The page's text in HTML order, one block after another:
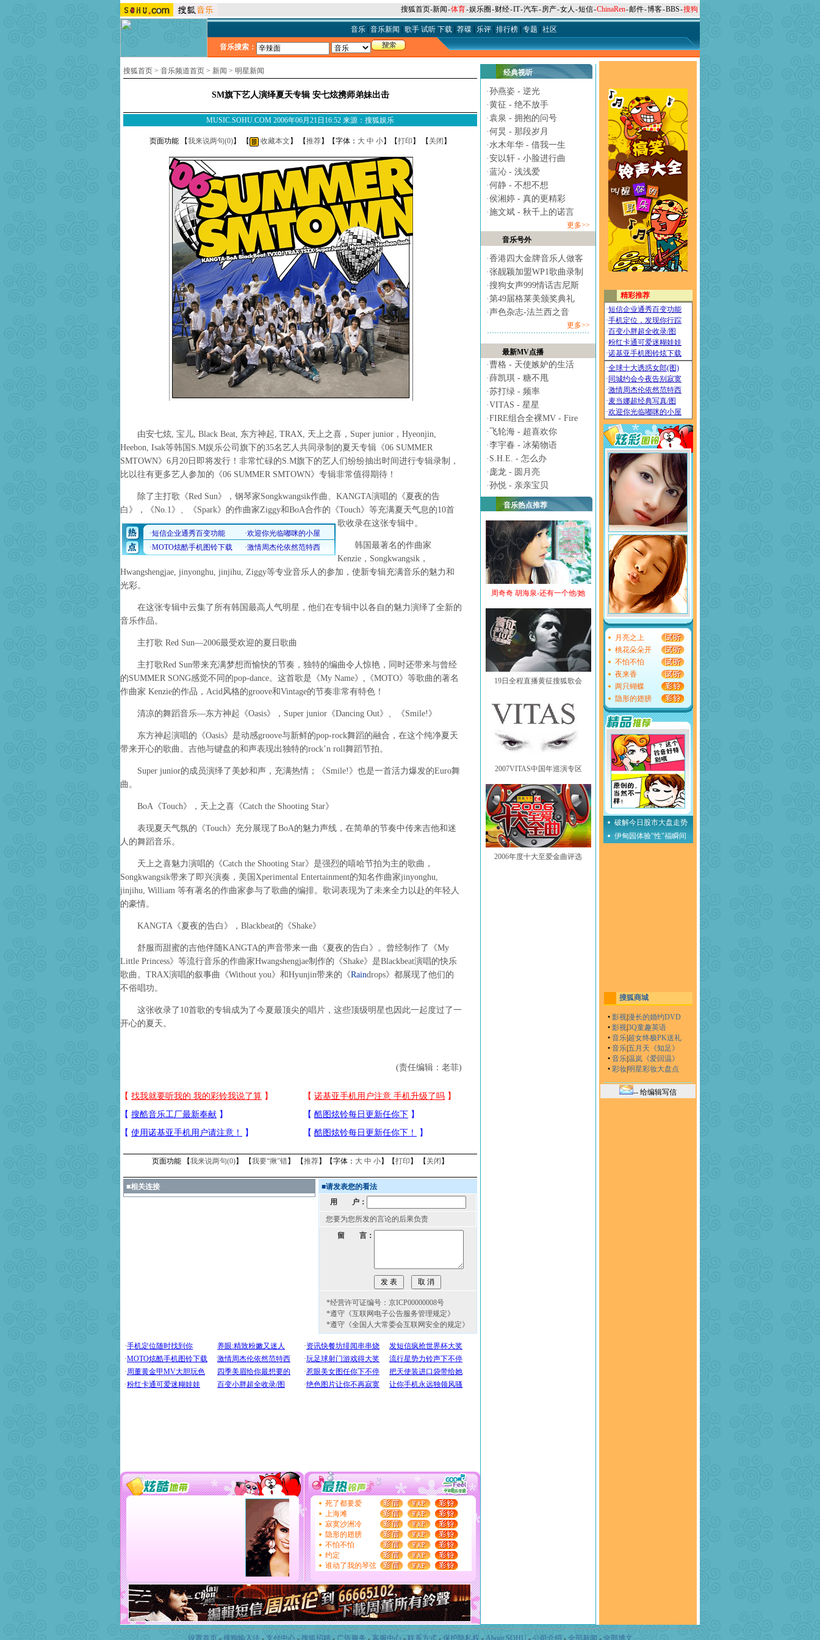
搜狐首页-新闻-体育-娱乐圈 -财经-IT-汽车-房产-女人 -短信-ChinaRen-邮件-博客-BBS-搜狗
音乐| 音乐新闻 歌手 试听 下载| 荐碟| 乐评| 排行榜| 专题 社区
音乐搜索：
搜狐首页 > 音乐频道首页 > 新闻 > 明星新闻
SM旗下艺人演绎夏天专辑 安七炫携师弟妹出击
MUSIC.SOHU.COM 2006年06月21日16:52 来源：搜狐娱乐
页面功能 【我来说两句(0)】 【 收藏本文 】 【推荐】【字体： 大 中 小】【打印 】 【 关闭 】
由安七炫, 宝儿, Black Beat, 东方神起, TRAX, 天上之喜，Super junior，Hyeonjin,
Heebon, Isak等韩国S.M娱乐公司旗下的35名艺人共同录制的夏天专辑《06 SUMMER
SMTOWN》6月20日即将发行！非常忙碌的S.M旗下的艺人们纷纷抽出时间进行专辑录制，
比以往有更多艺人参加的《06 SUMMER SMTOWN》专辑非常值得期待！
除了主打歌《Red Sun》，钢琴家Songkwangsik作曲、KANGTA演唱的《夏夜的告
白》，《No.1》、《Spark》的作曲家Ziggy和BoA合作的《Touch》等充满夏天气息的10首
歌收录在这张专辑中。
韩国最著名的作曲家
Kenzie，Songkwangsik，
Hwangshengjae, jinyonghu, jinjihu, Ziggy等专业音乐人的参加，使新专辑充满音乐的魅力和
光彩。
在这张专辑中云集了所有韩国最高人气明星，他们在专辑中以各自的魅力演绎了全新的
音乐作品。
主打歌 Red Sun—2006最受欢迎的夏日歌曲
主打歌Red Sun带来充满梦想而愉快的节奏，独特的编曲令人惊艳，同时还带来与曾经
的SUMMER SONG感觉不同的pop-dance。这首歌是《My Name》,《MOTO》等歌曲的著名
作曲家 Kenzie的作品，Acid风格的groove和Vintage的节奏非常有特色！
清凉的舞蹈音乐—东方神起《Oasis》，Super junior《Dancing Out》、《Smile!》
东方神起演唱的《Oasis》是动感groove与新鲜的pop-rock舞蹈的融合，在这个纯净夏天
带来开心的歌曲。吉他与键盘的和声表现出独特的rock’n roll舞蹈节拍。
Super junior的成员演绎了美妙和声，充满热情；《Smile!》也是一首活力爆发的Euro舞
曲。
BoA《Touch》，天上之喜《Catch the Shooting Star》
表现夏天气氛的《Touch》充分展现了BoA的魅力声线，在简单的节奏中传来吉他和迷
人的舞蹈音乐。
天上之喜魅力演唱的《Catch the Shooting Star》是强烈的嘻哈节拍为主的歌曲，
Songkwangsik带来了即兴演奏，美国Xperimental Entertainment的知名作曲家jinyonghu,
jinjihu, William 等有著名的作曲家参与了歌曲的编排。歌词表现为了未来全力以赴的年轻人
的豪情。
KANGTA《夏夜的告白》，Blackbeat的《Shake》
舒服而甜蜜的吉他伴随KANGTA的声音带来一曲《夏夜的告白》。曾经制作了《My
Little Princess》等流行音乐的作曲家Hwangshengjae制作的《Shake》是Blackbeat演唱的快乐
歌曲。TRAX演唱的叙事曲《Without you》和Hyunjin带来的《Raindrops》都展现了他们的
不俗唱功。
这张收录了10首歌的专辑成为了今夏最顶尖的唱片，这些顶级明星也因此一起度过了一
开心的夏天。
(责任编辑：老菲)
页面功能 【我来说两句(0)】 【我要“揪”错】 【推荐】【字体： 大 中 小】【打印 】 【 关闭 】
■相关连接 ■请发表您的看法
用 户：
您要为您所发的言论的后果负责
留 言：
*经营许可证编号：京ICP00000008号
*遵守《互联网电子公告服务管理规定》
*遵守《全国人大常委会互联网安全的规定》
经典视听
·孙燕姿 - 逆光
·黄征 - 绝不放手
·袁泉 - 拥抱的问号
·何炅 - 那段岁月
·水木年华 - 借我一生
·安以轩 - 小脸进行曲
·蓝沁 - 浅浅爱
·何静 - 不想不想
·侯湘婷 - 真的更精彩
·施文斌 - 秋千上的诺言
更多>>
音乐号外
·香港四大金牌音乐人做客
·张靓颖加盟WP1歌曲录制
·搜狗女声999情话吉尼斯
·第49届格莱美颁奖典礼
·声色杂志-法兰西之音
更多>>
最新MV点播
·曹格 - 天使嫉妒的生活
·薛凯琪 - 糖不甩
·苏打绿 - 频率
·VITAS - 星星
·FIRE组合全裸MV - Fire
· 飞轮海 - 超喜欢你
·李宇春 - 冰菊物语
· S.H.E. - 怎么办
· 庞龙 - 圆月亮
·孙悦 - 亲亲宝贝
音乐热点推荐
周奇奇 胡海泉-还有一个他/她
19日全程直播黄征搜狐歌会
2007VITAS中国年巡演专区
2006年度十大至爱金曲评选
月亮之上
桃花朵朵开
不怕不怕
夜来香
两只蝴蝶
隐形的翅膀
破解今日股市大盘走势
伊甸园体验"性"福瞬间
搜狐商城
• 影视漫长的婚约DVD
• 影视3Q童趣英语
• 音乐 超女终极PK送礼
• 音乐五月天《知足》
• 音乐温岚《爱回温》
• 彩妆明星彩妆大盘点
-- 给编辑写信
设置首页- 搜狗输入法 - 支付中心- 搜狐招聘- 广告服务 - 客服中心- 联系方式 - 保护隐私权 - About SOHU - 公司介绍 - 全部新闻 - 全部博文